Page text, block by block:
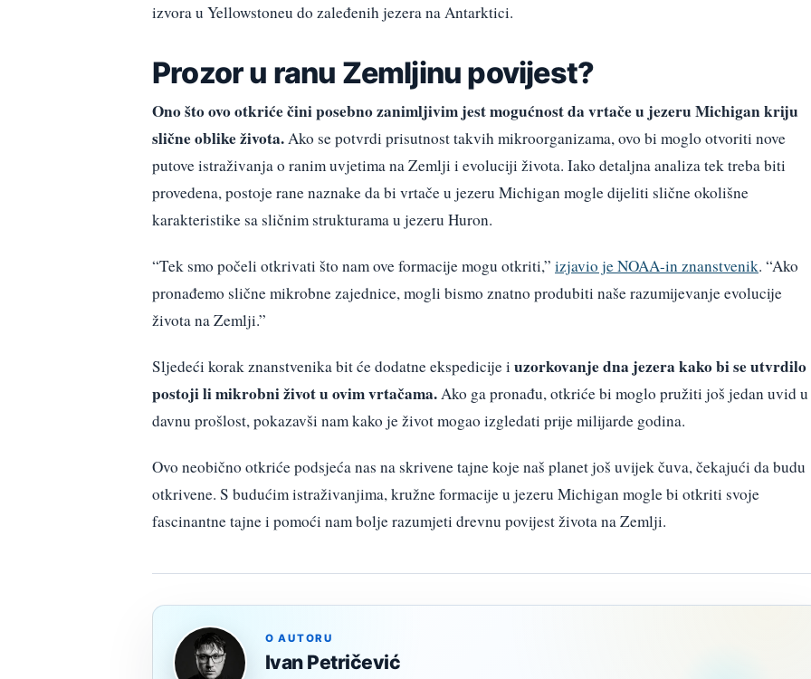
izvora u Yellowstoneu do zaleđenih jezera na Antarktici.
Prozor u ranu Zemljinu povijest?
Ono što ovo otkriće čini posebno zanimljivim jest mogućnost da vrtače u jezeru Michigan kriju
slične oblike života.Ako se potvrdi prisutnost takvih mikroorganizama, ovo bi moglo otvoriti nove
putove istraživanja o ranim uvjetima na Zemlji i evoluciji života. Iako detaljna analiza tek treba biti
provedena, postoje rane naznake da bi vrtače u jezeru Michigan mogle dijeliti slične okolišne
karakteristike sa sličnim strukturama u jezeru Huron.
“Tek smo počeli otkrivati što nam ove formacije mogu otkriti,” izjavio je NOAA-in znanstvenik. “Ako
pronađemo slične mikrobne zajednice, mogli bismo znatno produbiti naše razumijevanje evolucije
života na Zemlji.”
Sljedeći korak znanstvenika bit će dodatne ekspedicije i uzorkovanje dna jezera kako bi se utvrdilo
postoji li mikrobni život u ovim vrtačama.Ako ga pronađu, otkriće bi moglo pružiti još jedan uvid u
davnu prošlost, pokazavši nam kako je život mogao izgledati prije milijarde godina.
Ovo neobično otkriće podsjeća nas na skrivene tajne koje naš planet još uvijek čuva, čekajući da budu
otkrivene. S budućim istraživanjima, kružne formacije u jezeru Michigan mogle bi otkriti svoje
fascinantne tajne i pomoći nam bolje razumjeti drevnu povijest života na Zemlji.
O AUTORU
Ivan Petričević